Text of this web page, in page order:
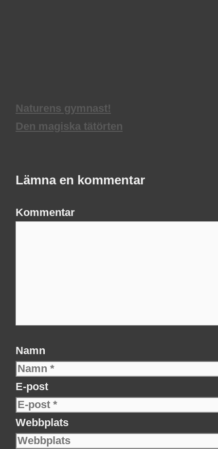
Naturens gymnast!
Den magiska tätörten
Lämna en kommentar
Kommentar
Namn
E-post
Webbplats